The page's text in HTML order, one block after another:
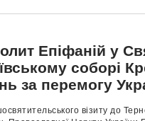
Епіфаній у
соборі
за перемогу
візиту до